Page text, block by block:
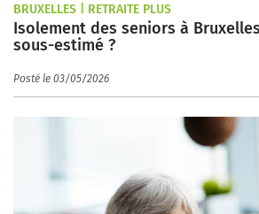
BRUXELLES | RETRAITE PLUS
Isolement des seniors à
sous-estimé ?
Posté le 03/05/2026